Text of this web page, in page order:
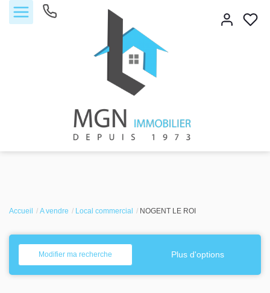
Acheter
Vendre
Louer
Accueil A vendre Local commercial NOGENT LE ROI
Modifier ma recherche Plus d'options